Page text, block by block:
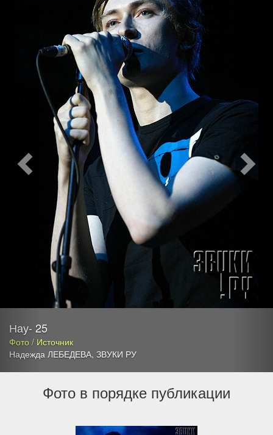
Нау- 25
Фото / Источник
Надежда ЛЕБЕДЕВА, ЗВУКИ РУ
Фото в порядке публикации